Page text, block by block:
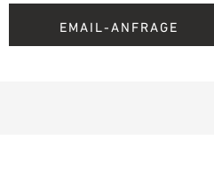
EMAIL-ANFRAGE